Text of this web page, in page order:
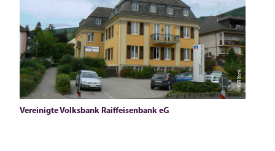
© VVR Bank
Vereinigte Volksbank Raiffeisenbank eG